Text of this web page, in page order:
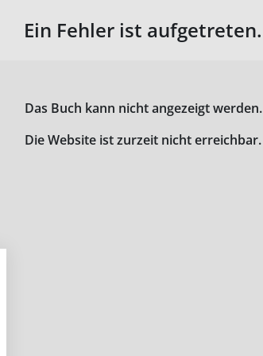
Ein Fehler ist aufgetreten.
Das Buch kann nicht angezeigt werden.
Die Website ist zurzeit nicht erreichbar.